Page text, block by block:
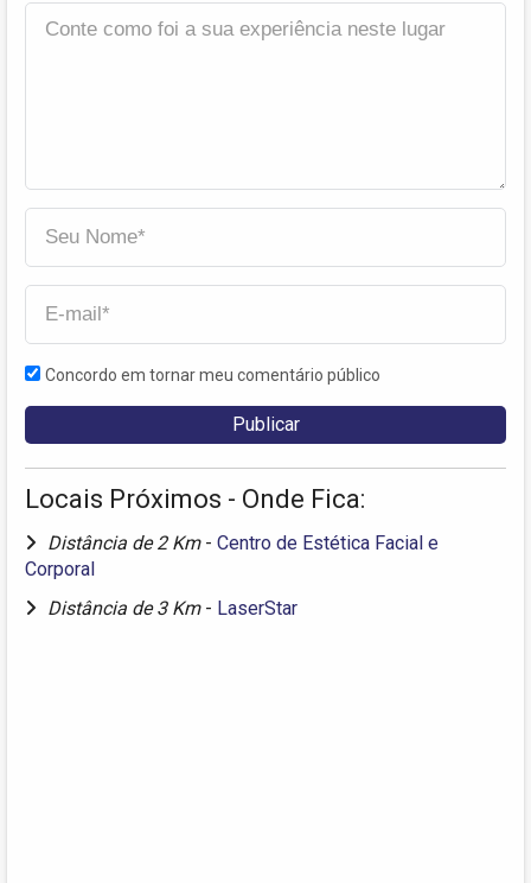
Concordo em tornar meu comentário público
Locais Próximos - Onde Fica:
Distância de 2 Km - Centro de Estética Facial e
Corporal
Distância de 3 Km - LaserStar